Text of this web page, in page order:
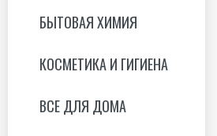
БЫТОВАЯ ХИМИЯ
КОСМЕТИКА И ГИГИЕНА
ВСЕ ДЛЯ ДОМА